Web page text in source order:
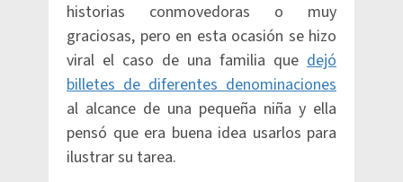
historias conmovedoras o muy
graciosas, pero en esta ocasión se hizo
viral el caso de una familia que dejó
billetes de diferentes denominaciones
al alcance de una pequeña niña y ella
pensó que era buena idea usarlos para
ilustrar su tarea.